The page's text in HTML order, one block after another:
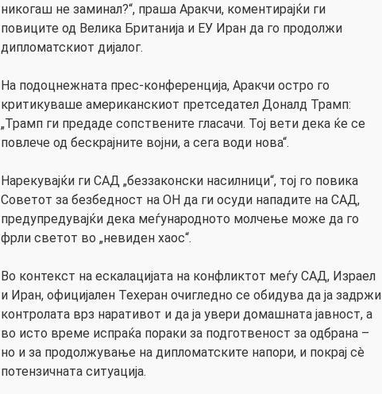
никогаш не заминал?“, праша Аракчи, коментирајќи ги
повиците од Велика Британија и ЕУ Иран да го продолжи
дипломатскиот дијалог.
На подоцнежната прес-конференција, Аракчи остро го
критикуваше американскиот претседател Доналд Трамп:
„Трамп ги предаде сопствените гласачи. Тој вети дека ќе се
повлече од бескрајните војни, а сега води нова“.
Нарекувајќи ги САД „беззаконски насилници“, тој го повика
Советот за безбедност на ОН да ги осуди нападите на САД,
предупредувајќи дека меѓународното молчење може да го
фрли светот во „невиден хаос“.
Во контекст на ескалацијата на конфликтот меѓу САД, Израел
и Иран, официјален Техеран очигледно се обидува да ја задржи
контролата врз наративот и да ја увери домашната јавност, а
во исто време испраќа пораки за подготвеност за одбрана –
но и за продолжување на дипломатските напори, и покрај сè
потензичната ситуација.